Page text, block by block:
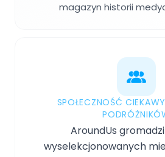
magazyn historii
SPOŁECZNOŚĆ
AroundUs
wyselekcjonowanych